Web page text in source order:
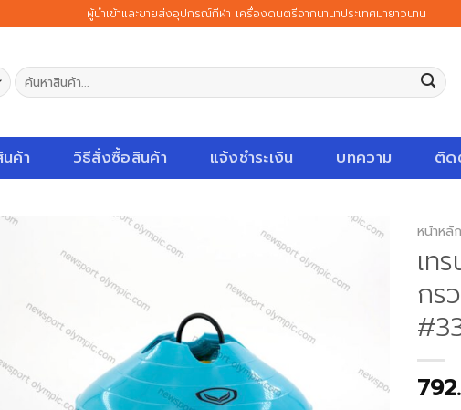
ผู้นำเข้าและขายส่งอุปกรณ์กีฬา เครื่องดนตรีจากนานาประเทศมายาวนาน
ค้นหา:
นค้า วิธีสั่งซื้อสินค้า แจ้งชำระเงิน บทความ ติด
หน้าหลัก
เท
กร